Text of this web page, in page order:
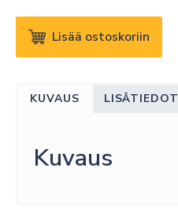
KRAMER
XLR
STYLE
(MALE-
Lisää ostoskoriin
KUVAUS LISÄTIEDOT
Kuvaus